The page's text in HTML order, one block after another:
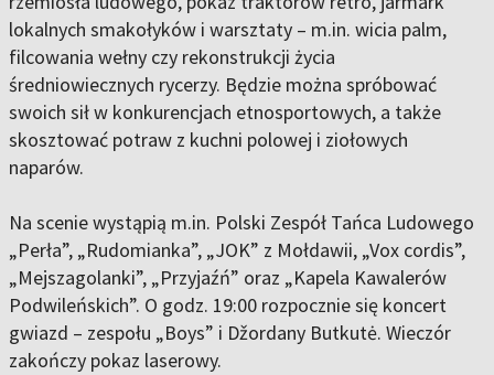
lokalnych smakołyków i warsztaty – m.in. wicia palm,
filcowania wełny czy rekonstrukcji życia
średniowiecznych rycerzy. Będzie można spróbować
swoich sił w konkurencjach etnosportowych, a także
skosztować potraw z kuchni polowej i ziołowych
naparów.
Na scenie wystąpią m.in. Polski Zespół Tańca Ludowego
„Perła”, „Rudomianka”, „JOK” z Mołdawii, „Vox cordis”,
„Mejszagolanki”, „Przyjaźń” oraz „Kapela Kawalerów
Podwileńskich”. O godz. 19:00 rozpocznie się koncert
gwiazd – zespołu „Boys” i Džordany Butkutė. Wieczór
zakończy pokaz laserowy.